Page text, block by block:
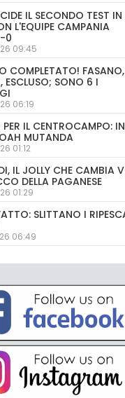
IL SECONDO TEST IN
L'EQUIPE CAMPANIA
0
09:45
COMPLETATO!
ESCLUSO; SONO 6 I
06:19
PER IL CENTROCAMPO: IN
MUTANDA
01:12
IL JOLLY CHE CAMBIA
DELLA PAGANESE
01:29
SLITTANO I
06:49